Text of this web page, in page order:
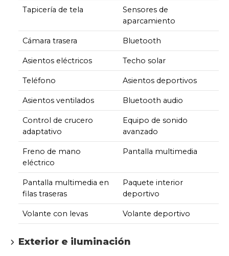
Tapicería de tela
Sensores de
aparcamiento
Cámara trasera Bluetooth
Asientos eléctricos Techo solar
Teléfono Asientos deportivos
Asientos ventilados Bluetooth audio
Control de crucero
adaptativo
Equipo de sonido
avanzado
Freno de mano
eléctrico
Pantalla multimedia
Pantalla multimedia en
filas traseras
Paquete interior
deportivo
Volante con levas Volante deportivo
Exterior e iluminación